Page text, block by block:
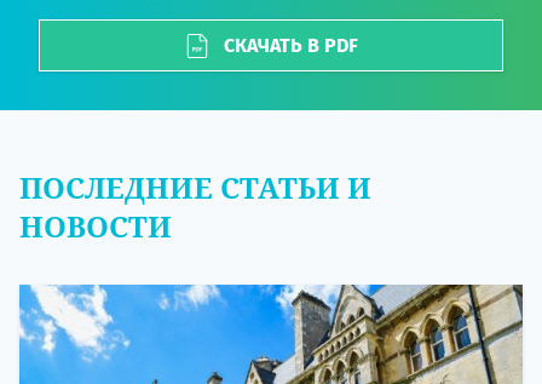
СКАЧАТЬ В PDF
ПОСЛЕДНИЕ СТАТЬИ И
НОВОСТИ